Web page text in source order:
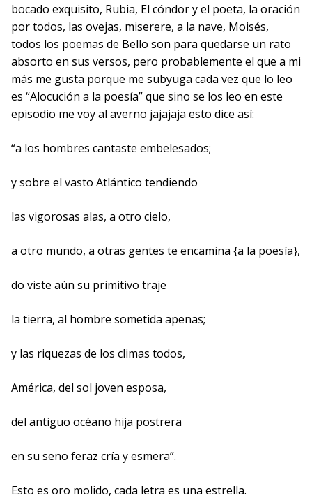
bocado exquisito, Rubia, El cóndor y el poeta, la oración
por todos, las ovejas, miserere, a la nave, Moisés,
todos los poemas de Bello son para quedarse un rato
absorto en sus versos, pero probablemente el que a mi
más me gusta porque me subyuga cada vez que lo leo
es “Alocución a la poesía” que sino se los leo en este
episodio me voy al averno jajajaja esto dice así:
“a los hombres cantaste embelesados;
y sobre el vasto Atlántico tendiendo
las vigorosas alas, a otro cielo,
a otro mundo, a otras gentes te encamina {a la poesía},
do viste aún su primitivo traje
la tierra, al hombre sometida apenas;
y las riquezas de los climas todos,
América, del sol joven esposa,
del antiguo océano hija postrera
en su seno feraz cría y esmera”.
Esto es oro molido, cada letra es una estrella.